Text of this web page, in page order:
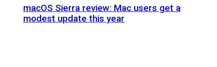
macOS Sierra review: Mac users get a
modest update this year